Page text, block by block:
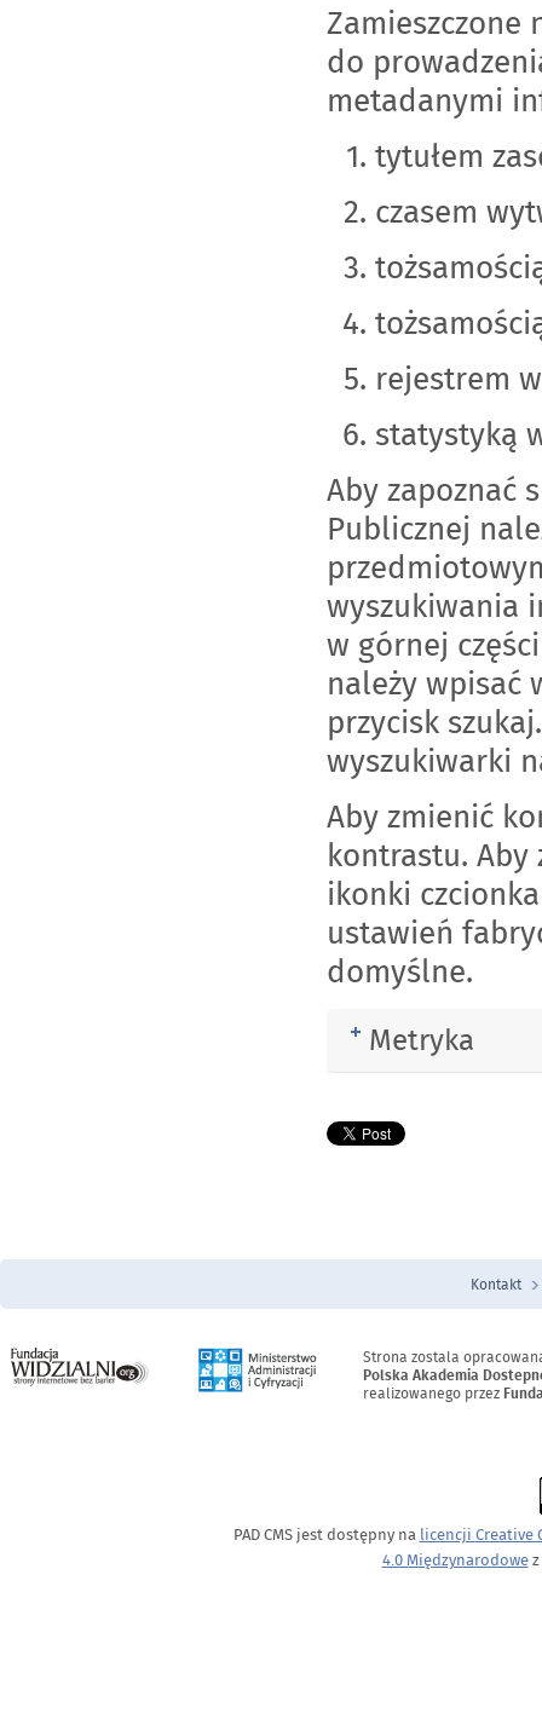
do
metadanymi
tytułem
czasem
rejestrem
statystyką
Aby zapoznać
Publicznej
wyszukiwania
w górnej
należy wpisać
przycisk
wyszukiwarki
Aby zmienić
kontrastu.
ikonki
ustawień
domyślne.
Rozwiń
Metryka
Menu Stopka
Kontakt
Strona zostala
Polska Akademia
realizowanego przez
PAD CMS jest dostępny na licencji Creative
4.0 Międzynarodowez